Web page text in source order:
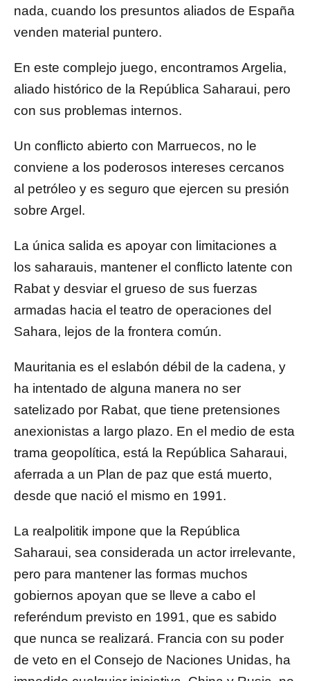
nada, cuando los presuntos aliados de España
venden material puntero.
En este complejo juego, encontramos Argelia,
aliado histórico de la República Saharaui, pero
con sus problemas internos.
Un conflicto abierto con Marruecos, no le
conviene a los poderosos intereses cercanos
al petróleo y es seguro que ejercen su presión
sobre Argel.
La única salida es apoyar con limitaciones a
los saharauis, mantener el conflicto latente con
Rabat y desviar el grueso de sus fuerzas
armadas hacia el teatro de operaciones del
Sahara, lejos de la frontera común.
Mauritania es el eslabón débil de la cadena, y
ha intentado de alguna manera no ser
satelizado por Rabat, que tiene pretensiones
anexionistas a largo plazo. En el medio de esta
trama geopolítica, está la República Saharaui,
aferrada a un Plan de paz que está muerto,
desde que nació el mismo en 1991.
La realpolitik impone que la República
Saharaui, sea considerada un actor irrelevante,
pero para mantener las formas muchos
gobiernos apoyan que se lleve a cabo el
referéndum previsto en 1991, que es sabido
que nunca se realizará. Francia con su poder
de veto en el Consejo de Naciones Unidas, ha